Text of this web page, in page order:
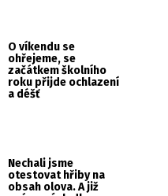
O víkendu se
ohřejeme, se
začátkem školního
roku přijde ochlazení
a déšť
Nechali jsme
otestovat hřiby na
obsah olova. A již